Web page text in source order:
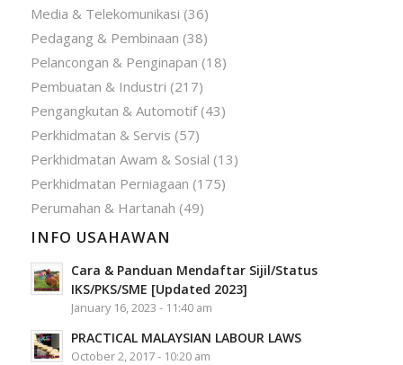
Media & Telekomunikasi (36)
Pedagang & Pembinaan (38)
Pelancongan & Penginapan (18)
Pembuatan & Industri (217)
Pengangkutan & Automotif(43)
Perkhidmatan & Servis (57)
Perkhidmatan Awam & Sosial (13)
Perkhidmatan Perniagaan (175)
Perumahan & Hartanah (49)
INFO USAHAWAN
Cara & Panduan Mendaftar Sijil/Status
IKS/PKS/SME [Updated 2023]
January 16, 2023 - 11:40 am
PRACTICAL MALAYSIAN LABOUR LAWS
October 2, 2017 - 10:20 am